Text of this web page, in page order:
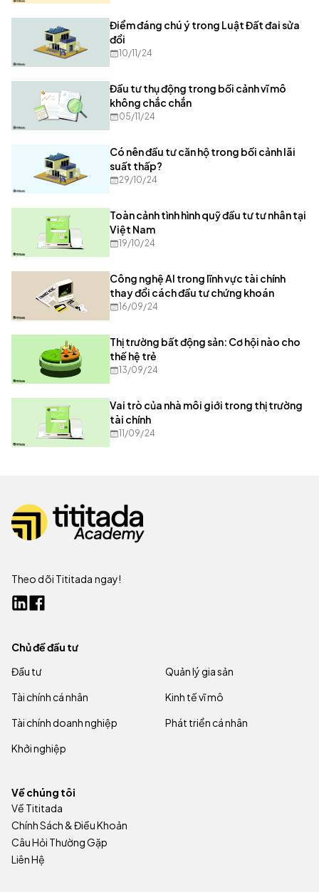
Điểm đáng chú ý trong Luật Đất đai sửa
đổi
10/11/24
Đầu tư thụ động trong bối cảnh vĩ mô
không chắc chắn
05/11/24
Có nên đầu tư căn hộ trong bối cảnh lãi
suất thấp?
29/10/24
Toàn cảnh tình hình quỹ đầu tư tư nhân tại
Việt Nam
19/10/24
Công nghệ AI trong lĩnh vực tài chính
thay đổi cách đầu tư chứng khoán
16/09/24
Thị trường bất động sản: Cơ hội nào cho
thế hệ trẻ
13/09/24
Vai trò của nhà môi giới trong thị trường
tài chính
11/09/24
Theo dõi Tititada ngay!
Chủ đề đầu tư
Đầu tư
Quản lý gia sản
Tài chính cá nhân
Kinh tế vĩ mô
Tài chính doanh nghiệp
Phát triển cá nhân
Khởi nghiệp
Về chúng tôi
Về Tititada
Chính Sách & Điều Khoản
Câu Hỏi Thường Gặp
Liên Hệ